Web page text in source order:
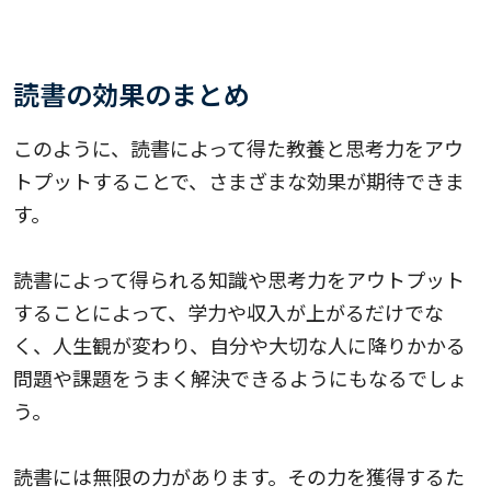
読書の効果のまとめ
このように、読書によって得た教養と思考力をアウ
トプットすることで、さまざまな効果が期待できま
す。
読書によって得られる知識や思考力をアウトプット
することによって、学力や収入が上がるだけでな
く、人生観が変わり、自分や大切な人に降りかかる
問題や課題をうまく解決できるようにもなるでしょ
う。
読書には無限の力があります。その力を獲得するた